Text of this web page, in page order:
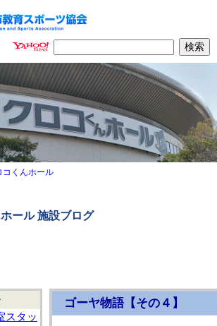
コくんホール
ール 施設ブログ
スタッ
ゴーヤ物語【その４】